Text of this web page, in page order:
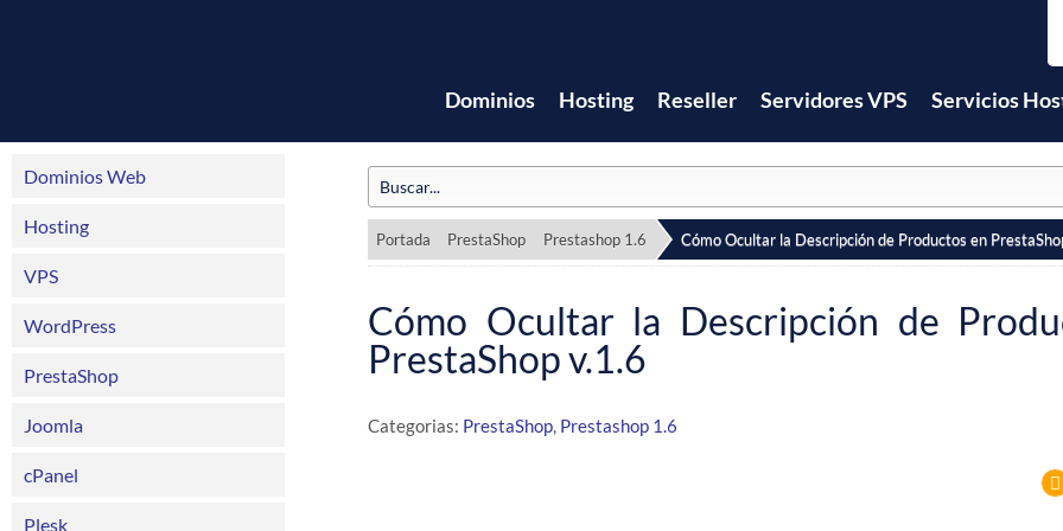
Dominios Hosting Reseller Servidores VPS Servicios
Dominios Web
Hosting
VPS
WordPress
PrestaShop
Joomla
cPanel
Plesk
Portada PrestaShop Prestashop 1.6 Cómo Ocultar la Descripción de Productos en
Cómo Ocultar la Descripción de
PrestaShop v.1.6
Categorias: PrestaShop, Prestashop 1.6